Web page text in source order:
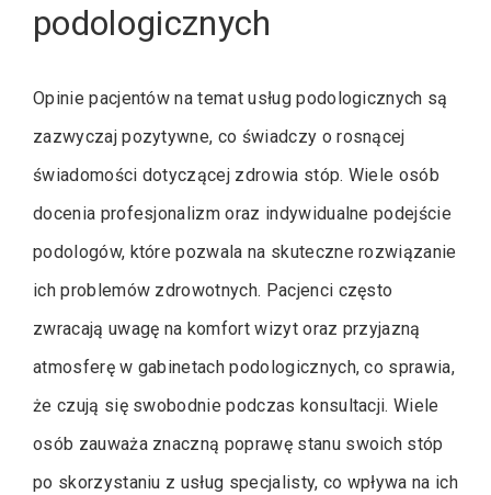
podologicznych
Opinie pacjentów na temat usług podologicznych są
zazwyczaj pozytywne, co świadczy o rosnącej
świadomości dotyczącej zdrowia stóp. Wiele osób
docenia profesjonalizm oraz indywidualne podejście
podologów, które pozwala na skuteczne rozwiązanie
ich problemów zdrowotnych. Pacjenci często
zwracają uwagę na komfort wizyt oraz przyjazną
atmosferę w gabinetach podologicznych, co sprawia,
że czują się swobodnie podczas konsultacji. Wiele
osób zauważa znaczną poprawę stanu swoich stóp
po skorzystaniu z usług specjalisty, co wpływa na ich